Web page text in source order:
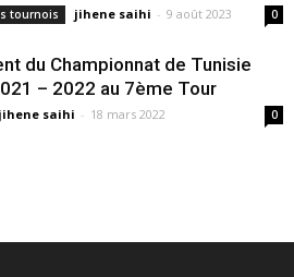
tournois jihene saihi - 9 août 2023 0
du Championnat de Tunisie
– 2022 au 7ème Tour
jihene saihi - 18 mars 2022 0